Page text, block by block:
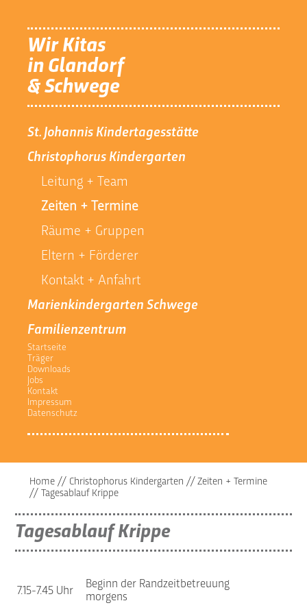
Wir Kitas
in Glandorf
& Schwege
St. Johannis Kindertagesstätte
Christophorus Kindergarten
Leitung + Team
Zeiten + Termine
Räume + Gruppen
Eltern + Förderer
Kontakt + Anfahrt
Marienkindergarten Schwege
Familienzentrum
Startseite
Träger
Downloads
Jobs
Kontakt
Impressum
Datenschutz
Home// Christophorus Kindergarten // Zeiten + Termine
//
Tagesablauf Krippe
Tagesablauf Krippe
7.15-7.45 Uhr
Beginn der Randzeitbetreuung
morgens